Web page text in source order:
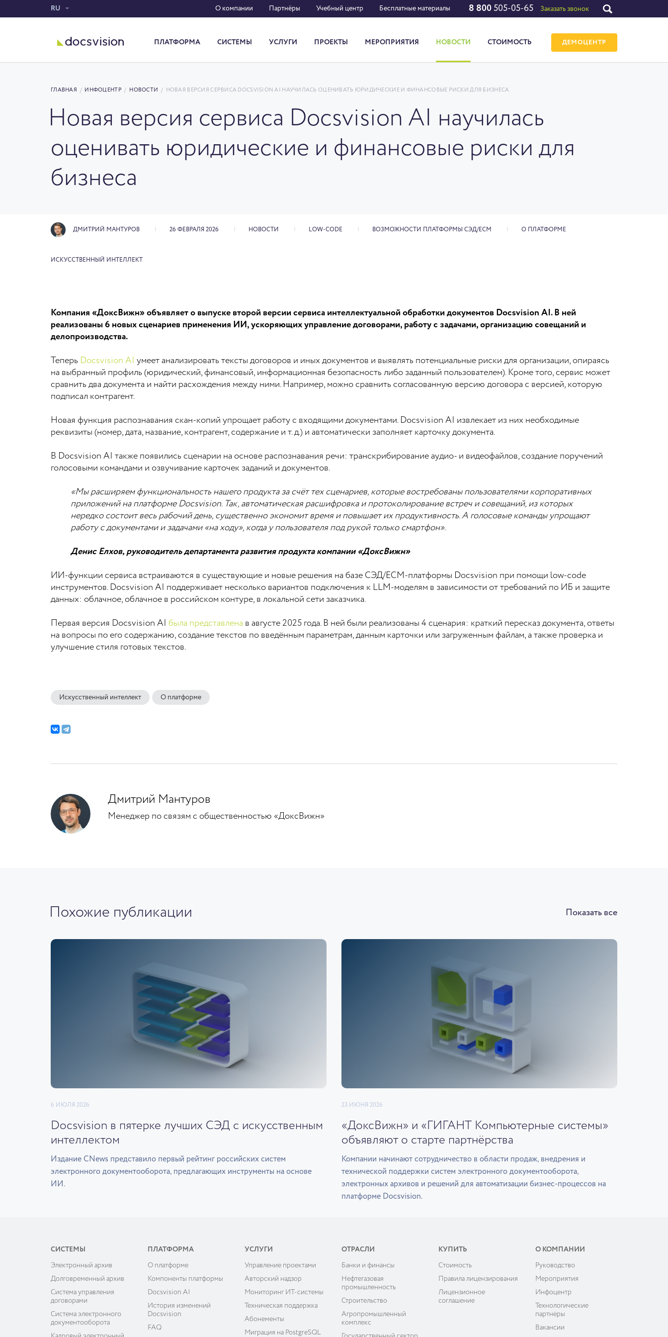
RU О компании Партнёры Учебный центр Бесплатные материалы 8 800 505-05-65 Заказать звонок
ПЛАТФОРМА СИСТЕМЫ УСЛУГИ ПРОЕКТЫ МЕРОПРИЯТИЯ НОВОСТИ СТОИМОСТЬ ДЕМОЦЕНТР
ГЛАВНАЯ / ИНФОЦЕНТР / НОВОСТИ / НОВАЯ ВЕРСИЯ СЕРВИСА DOCSVISION AI НАУЧИЛАСЬ ОЦЕНИВАТЬ ЮРИДИЧЕСКИЕ И ФИНАНСОВЫЕ РИСКИ ДЛЯ БИЗНЕСА
Новая версия сервиса Docsvision AI научилась
оценивать юридические и финансовые риски для
бизнеса
ДМИТРИЙ МАНТУРОВ 26 ФЕВРАЛЯ 2026 НОВОСТИ LOW-CODE ВОЗМОЖНОСТИ ПЛАТФОРМЫ СЭД/ECM О ПЛАТФОРМЕ
ИСКУССТВЕННЫЙ ИНТЕЛЛЕКТ
Компания «ДоксВижн» объявляет о выпуске второй версии сервиса интеллектуальной обработки документов Docsvision AI. В ней
реализованы 6 новых сценариев применения ИИ, ускоряющих управление договорами, работу с задачами, организацию совещаний и
делопроизводства.
Теперь Docsvision AI
умеет анализировать тексты договоров и иных документов и выявлять потенциальные риски для организации, опираясь
на выбранный профиль (юридический, финансовый, информационная безопасность либо заданный пользователем). Кроме того, сервис может
сравнить два документа и найти расхождения между ними. Например, можно сравнить согласованную версию договора с версией, которую
подписал контрагент.
Новая функция распознавания скан-копий упрощает работу с входящими документами. Docsvision AI извлекает из них необходимые
реквизиты (номер, дата, название, контрагент, содержание и т. д.) и автоматически заполняет карточку документа.
В Docsvision AI также появились сценарии на основе распознавания речи: транскрибирование аудио- и видеофайлов, создание поручений
голосовыми командами и озвучивание карточек заданий и документов.
«Мы расширяем функциональность нашего продукта за счёт тех сценариев, которые востребованы пользователями корпоративных
приложений на платформе Docsvision. Так, автоматическая расшифровка и протоколирование встреч и совещаний, из которых
нередко состоит весь рабочий день, существенно экономит время и повышает их продуктивность. А голосовые команды упрощают
работу с документами и задачами «на ходу», когда у пользователя под рукой только смартфон».
Денис Елхов, руководитель департамента развития продукта компании «ДоксВижн»
ИИ-функции сервиса встраиваются в существующие и новые решения на базе СЭД/ECM-платформы Docsvision при помощи low-code
инструментов. Docsvision AI поддерживает несколько вариантов подключения к LLM-моделям в зависимости от требований по ИБ и защите
данных: облачное, облачное в российском контуре, в локальной сети заказчика.
Первая версия Docsvision AI была представлена в августе 2025 года. В ней были реализованы 4 сценария: краткий пересказ документа, ответы
на вопросы по его содержанию, создание текстов по введённым параметрам, данным карточки или загруженным файлам, а также проверка и
улучшение стиля готовых текстов.
Искусственный интеллект О платформе
Дмитрий Мантуров
Менеджер по связям с общественностью «ДоксВижн»
Похожие публикации Показать все
6 ИЮЛЯ 2026
Docsvision в пятерке лучших СЭД с искусственным
интеллектом
Издание CNews представило первый рейтинг российских систем
электронного документооборота, предлагающих инструменты на основе
ИИ.
23 ИЮНЯ 2026
«ДоксВижн» и «ГИГАНТ Компьютерные системы»
объявляют о старте партнёрства
Компании начинают сотрудничество в области продаж, внедрения и
технической поддержки систем электронного документооборота,
электронных архивов и решений для автоматизации бизнес-процессов на
платформе Docsvision.
СИСТЕМЫ
Электронный архив
Долговременный архив
Система управления
договорами
Система электронного
документооборота
ПЛАТФОРМА
О платформе
Компоненты платформы
Docsvision AI
История изменений
Docsvision
FAQ
УСЛУГИ
Управление проектами
Авторский надзор
Мониторинг ИТ-системы
Техническая поддержка
Абонементы
Миграция на PostgreSQL
ОТРАСЛИ
Банки и финансы
Нефтегазовая
промышленность
Строительство
Агропромышленный
комплекс
КУПИТЬ
Cтоимость
Правила лицензирования
Лицензионное
соглашение
О КОМПАНИИ
Руководство
Мероприятия
Инфоцентр
Технологические
партнёры
Вакансии